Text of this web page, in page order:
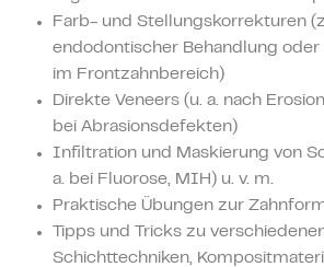
Farb- und Stellungskorrekturen
endodontischer Behandlung oder
im Frontzahnbereich)
Direkte Veneers (u. a. nach
bei Abrasionsdefekten)
Infiltration und Maskierung von
a. bei Fluorose, MIH) u. v. m.
Praktische Übungen zur
Tipps und Tricks zu
Schichttechniken,
WIR
IHRE
ZÄHNE